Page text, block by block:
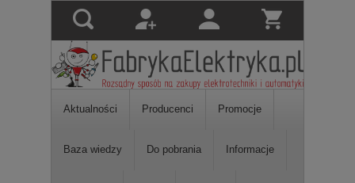
Aktualności Producenci Promocje
Baza wiedzy Do pobrania Informacje